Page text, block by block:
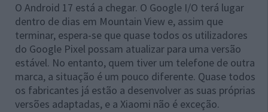
O Android 17 está a chegar. O Google I/O terá lugar
dentro de dias em Mountain View e, assim que
terminar, espera-se que quase todos os utilizadores
do Google Pixel possam atualizar para uma versão
estável. No entanto, quem tiver um telefone de outra
marca, a situação é um pouco diferente. Quase todos
os fabricantes já estão a desenvolver as suas próprias
versões adaptadas, e a Xiaomi não é exceção.